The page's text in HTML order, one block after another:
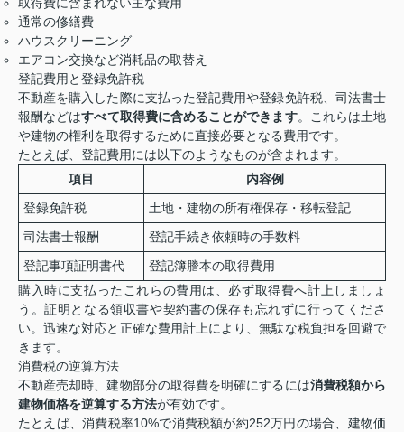
通常の修繕費
ハウスクリーニング
エアコン交換など消耗品の取替え
登記費用と登録免許税
不動産を購入した際に支払った登記費用や登録免許税、司法書士
報酬などはすべて取得費に含めることができます。これらは土地
や建物の権利を取得するために直接必要となる費用です。
たとえば、登記費用には以下のようなものが含まれます。
項目
内容例
登録免許税
土地・建物の所有権保存・移転登記
司法書士報酬
登記手続き依頼時の手数料
登記事項証明書代
登記簿謄本の取得費用
購入時に支払ったこれらの費用は、必ず取得費へ計上しましょ
う。証明となる領収書や契約書の保存も忘れずに行ってくださ
い。迅速な対応と正確な費用計上により、無駄な税負担を回避で
きます。
消費税の逆算方法
不動産売却時、建物部分の取得費を明確にするには消費税額から
建物価格を逆算する方法が有効です。
たとえば、消費税率10%で消費税額が約252万円の場合、建物価